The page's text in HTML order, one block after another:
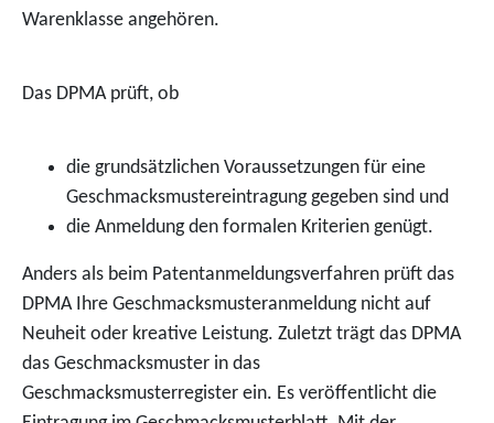
Warenklasse angehören.
Das DPMA prüft, ob
die grundsätzlichen Voraussetzungen für eine
Geschmacksmustereintragung gegeben sind und
die Anmeldung den formalen Kriterien genügt.
Anders als beim Patentanmeldungsverfahren prüft das
DPMA Ihre Geschmacksmusteranmeldung nicht auf
Neuheit oder kreative Leistung. Zuletzt trägt das DPMA
das Geschmacksmuster in das
Geschmacksmusterregister ein. Es veröffentlicht die